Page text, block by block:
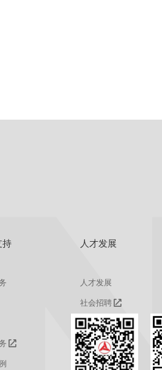
持 人才发展
人才发展
社会招聘
校园招聘